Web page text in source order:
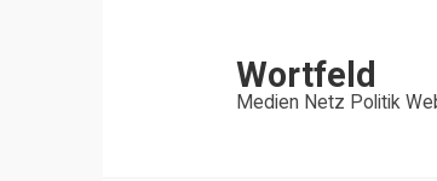
Wortfeld
Medien Netz Politik